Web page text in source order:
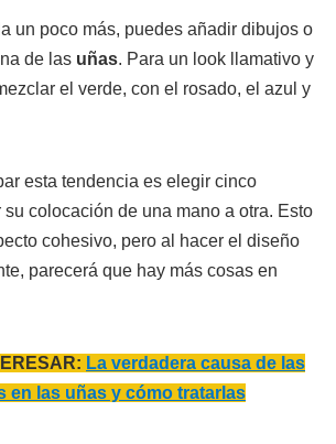
un poco más, puedes añadir dibujos o
de las uñas. Para un look llamativo y
el verde, con el rosado, el azul y
esta tendencia es elegir cinco
colocación de una mano a otra. Esto
cohesivo, pero al hacer el diseño
parecerá que hay más cosas en
La verdadera causa de las
en las uñas y cómo tratarlas